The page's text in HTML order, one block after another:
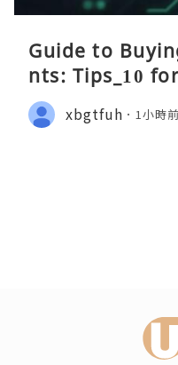
Guide to
nts: Tips_10
xbgtfuh 1小時前